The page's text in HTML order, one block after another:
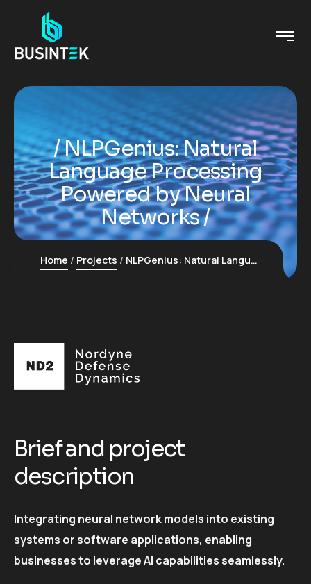
NLPGenius: Natural
Language Processing
Powered by Neural
Networks
Home Projects NLPGenius: Natural Language Processing Powered by Neural Networks
Brief and project
description
Integrating neural network models into existing
systems or software applications, enabling
businesses to leverage AI capabilities seamlessly.